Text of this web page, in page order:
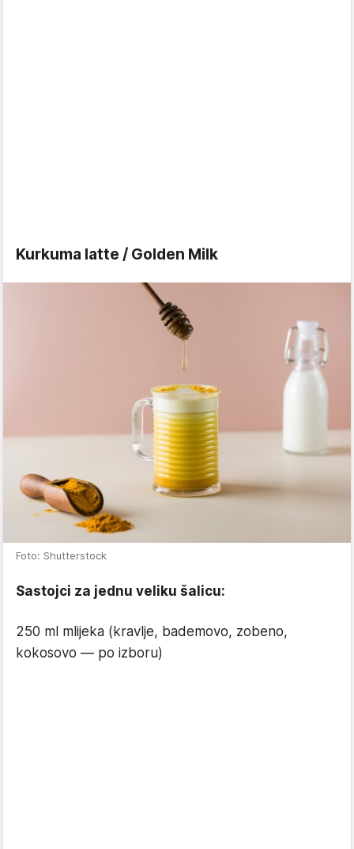
Kurkuma latte / Golden Milk
Foto: Shutterstock
Sastojci za jednu veliku šalicu:
250 ml mlijeka (kravlje, bademovo, zobeno,
kokosovo — po izboru)